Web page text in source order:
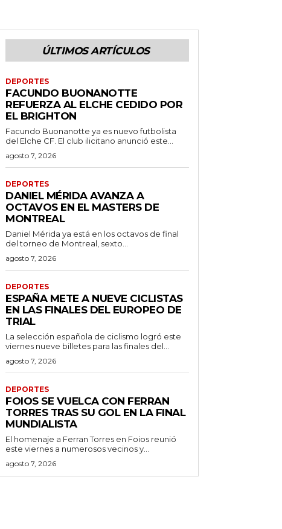
ÚLTIMOS ARTÍCULOS
DEPORTES
FACUNDO BUONANOTTE
REFUERZA AL ELCHE CEDIDO POR
EL BRIGHTON
Facundo Buonanotte ya es nuevo futbolista
del Elche CF. El club ilicitano anunció este...
agosto 7, 2026
DEPORTES
DANIEL MÉRIDA AVANZA A
OCTAVOS EN EL MASTERS DE
MONTREAL
Daniel Mérida ya está en los octavos de final
del torneo de Montreal, sexto...
agosto 7, 2026
DEPORTES
ESPAÑA METE A NUEVE CICLISTAS
EN LAS FINALES DEL EUROPEO DE
TRIAL
La selección española de ciclismo logró este
viernes nueve billetes para las finales del...
agosto 7, 2026
DEPORTES
FOIOS SE VUELCA CON FERRAN
TORRES TRAS SU GOL EN LA FINAL
MUNDIALISTA
El homenaje a Ferran Torres en Foios reunió
este viernes a numerosos vecinos y...
agosto 7, 2026